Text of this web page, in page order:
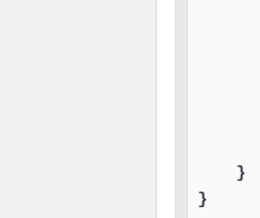
    }
}